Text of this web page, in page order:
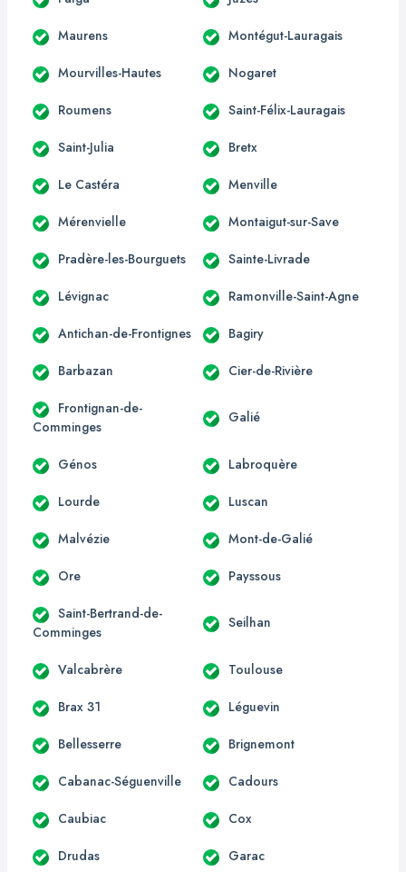
Maurens Montégut-Lauragais
Mourvilles-Hautes Nogaret
Roumens Saint-Félix-Lauragais
Saint-Julia Bretx
Le Castéra Menville
Mérenvielle Montaigut-sur-Save
Pradère-les-Bourguets Sainte-Livrade
Lévignac Ramonville-Saint-Agne
Antichan-de-Frontignes Bagiry
Barbazan Cier-de-Rivière
Frontignan-de-
Comminges
Galié
Génos Labroquère
Lourde Luscan
Malvézie Mont-de-Galié
Ore Payssous
Saint-Bertrand-de-
Comminges
Seilhan
Valcabrère Toulouse
Brax 31 Léguevin
Bellesserre Brignemont
Cabanac-Séguenville Cadours
Caubiac Cox
Drudas Garac